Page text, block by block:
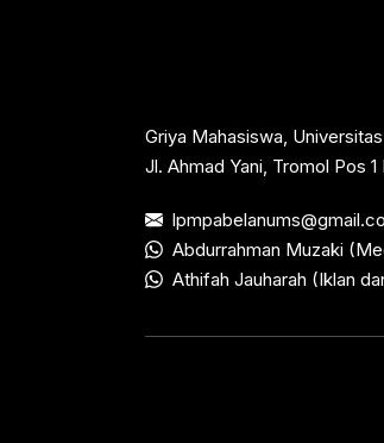
Griya Mahasiswa,
Jl. Ahmad Yani, Tromol Pos
Abdurrahman Muzaki
Athifah Jauharah (Iklan